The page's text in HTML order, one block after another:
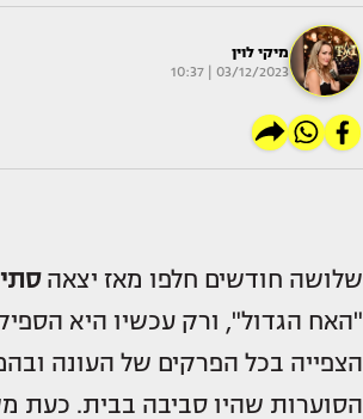
מיקי לוין
03/12/2023 | 10:37
שלושה חודשים חלפו מאז יצאה
"האח הגדול", ורק עכשיו היא
הצפייה בכל הפרקים של העונה
הסוערות שהיו סביבה בבית. כעת